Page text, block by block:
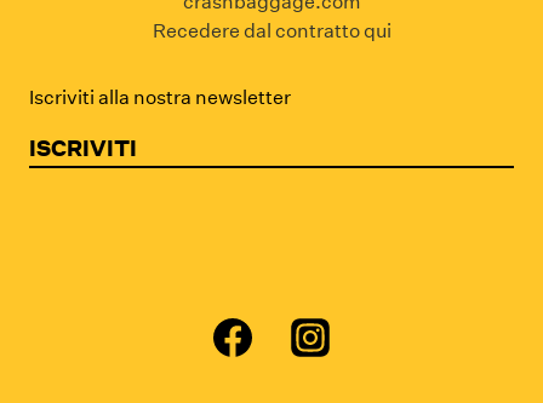
Recedere dal contratto qui
Iscriviti alla nostra newsletter
ISCRIVITI